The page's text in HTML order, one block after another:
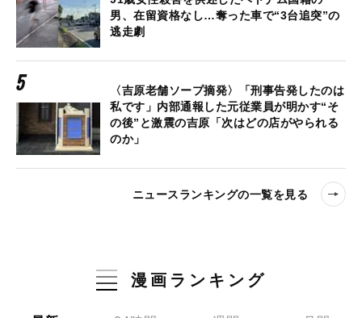
男、在留資格なし…奪った車で“3台追突”の
逃走劇
〈吉原老舗ソープ摘発〉「刑事告発したのは
私です」内部通報した元従業員が明かす“そ
の後”と激震の吉原「次はどの店がやられる
のか」
ニュースランキングの一覧を見る
漫画ランキング